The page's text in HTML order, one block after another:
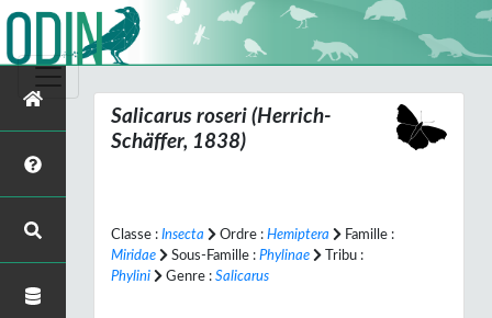
Salicarus roseri (Herrich-
Schäffer, 1838)
Classe : Insecta Ordre : Hemiptera
Famille :
Miridae
Sous-Famille : Phylinae
Tribu :
Phylini
Genre : Salicarus